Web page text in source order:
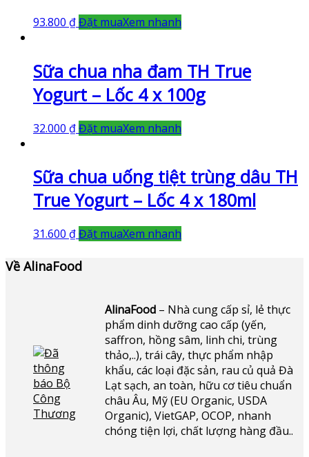
93.800 ₫Đặt muaXem nhanh
Sữa chua nha đam TH True
Yogurt – Lốc 4 x 100g
32.000 ₫Đặt muaXem nhanh
Sữa chua uống tiệt trùng dâu TH
True Yogurt – Lốc 4 x 180ml
31.600 ₫Đặt muaXem nhanh
Về AlinaFood
AlinaFood– Nhà cung cấp sỉ, lẻ thực
phẩm dinh dưỡng cao cấp (yến,
saffron, hồng sâm, linh chi, trùng
thảo,..), trái cây, thực phẩm nhập
khẩu, các loại đặc sản, rau củ quả Đà
Lạt sạch, an toàn, hữu cơ tiêu chuẩn
châu Âu, Mỹ (EU Organic, USDA
Organic), VietGAP, OCOP, nhanh
chóng tiện lợi, chất lượng hàng đầu..